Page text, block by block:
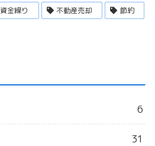
資金繰り 不動産売却 節約
6
31